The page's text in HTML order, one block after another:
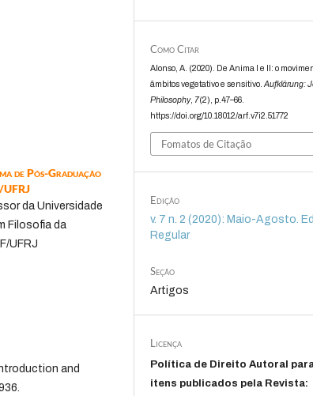
de Pós-Graduação
UFRJ
da Universidade
Filosofia da
UFRJ
and
Como Citar
Alonso, A. (2020). De Anima I e II: o
âmbitos vegetativo e sensitivo.Aufklärung:
Philosophy, 7(2), p.47–66.
https://doi.org/10.18012/arf.v7i2.51772
Fomatos de Citação
Edição
v. 7 n. 2 (2020): Maio-Agosto.
Regular
Seção
Artigos
Licença
Política de Direito Autoral
itens publicados pela Revista: